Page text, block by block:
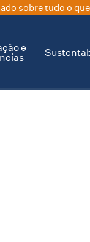
sobre tudo o
e